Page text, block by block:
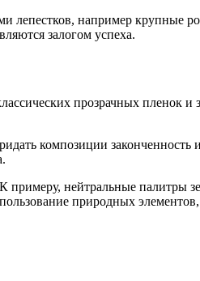
лепестков, например крупные
залогом успеха.
прозрачных пленок
композиции
нейтральные палитры
природных элементов,